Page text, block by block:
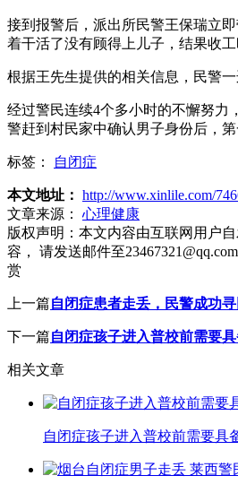
接到报警后，派出所民警王保瑞立
着干活了没有顾得上儿子，结果收工
根据王先生提供的相关信息，民警
经过警民连续4个多小时的不懈努力
警赶到村民家中确认男子身份后，
标签： 自闭症
本文地址： http://www.xinlile.com/
文章来源：
心理健康
版权声明： 本文内容由互联网用户
容， 请发送邮件至
赏
上一篇自闭症患者走丢，民警成功寻
下一篇自闭症孩子进入普校前需要
相关文章
自闭症孩子进入普校前需要具